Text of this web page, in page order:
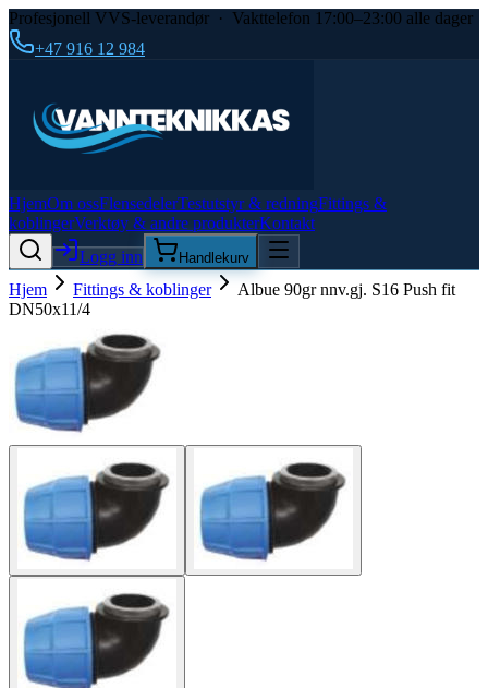
Profesjonell VVS-leverandør · Vakttelefon 17:00–23:00 alle dager
+47 916 12 984
HjemOm ossFlensedelerTestutstyr & redningFittings &
koblingerVerktøy & andre produkterKontakt
Logg inn
Handlekurv
Hjem Fittings & koblinger
Albue 90gr nnv.gj. S16 Push fit
DN50x11/4